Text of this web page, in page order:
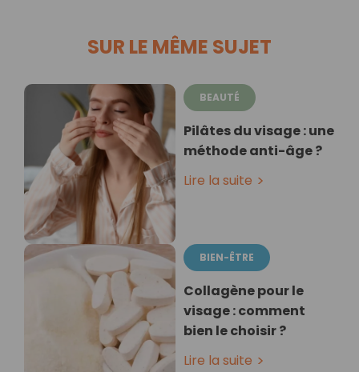
SUR LE MÊME SUJET
BEAUTÉ
Pilâtes du visage : une
méthode anti-âge ?
Lire la suite
BIEN-ÊTRE
Collagène pour le
visage : comment
bien le choisir ?
Lire la suite